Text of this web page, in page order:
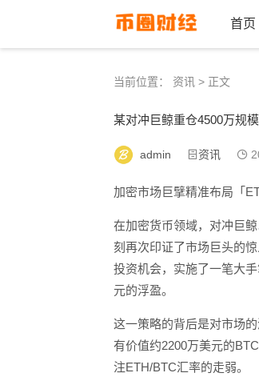
首页
当前位置： 资讯 > 正文
某对冲巨鲸重仓4500万规
admin 资讯
加密市场巨擘精准布局「
在加密货币领域，对冲巨
刻再次印证了市场巨头的
投资机会，实施了一笔大
元的浮盈。
这一策略的背后是对市场
有价值约2200万美元的
注ETH/BTC汇率的走弱。